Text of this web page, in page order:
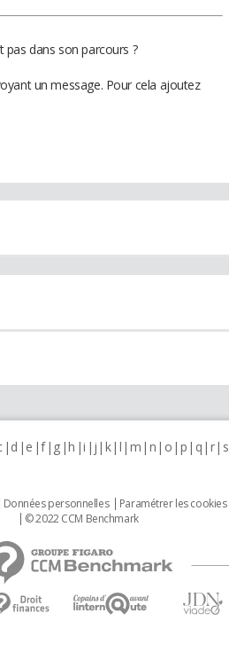
pas dans son parcours ?
un message. Pour cela ajoutez
d e f g h i j k l m n o p q r s
Données personnelles Paramétrer les cookies
© 2022 CCM Benchmark